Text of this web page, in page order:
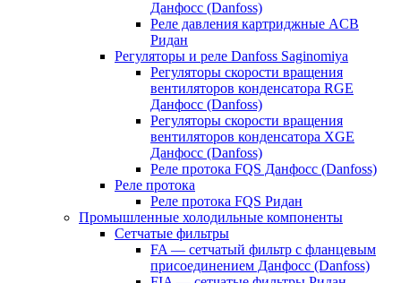
Данфосс (Danfoss)
Реле давления картриджные ACB
Ридан
Регуляторы и реле Danfoss Saginomiya
Регуляторы скорости вращения
вентиляторов конденсатора RGE
Данфосс (Danfoss)
Регуляторы скорости вращения
вентиляторов конденсатора XGE
Данфосс (Danfoss)
Реле протока FQS Данфосс (Danfoss)
Реле протока
Реле протока FQS Ридан
Промышленные холодильные компоненты
Сетчатые фильтры
FA — сетчатый фильтр с фланцевым
присоединением Данфосс (Danfoss)